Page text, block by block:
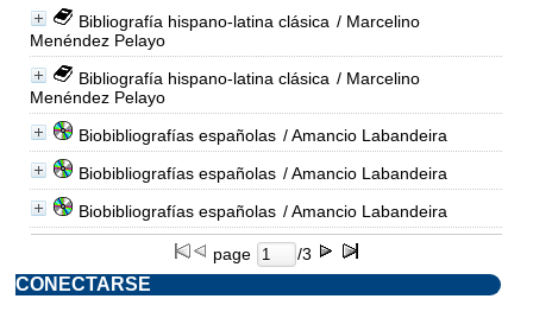
Bibliografía hispano-latina clásica / Marcelino
Menéndez Pelayo
Bibliografía hispano-latina clásica / Marcelino
Menéndez Pelayo
Biobibliografías españolas / Amancio Labandeira
Biobibliografías españolas / Amancio Labandeira
Biobibliografías españolas / Amancio Labandeira
page /3
CONECTARSE